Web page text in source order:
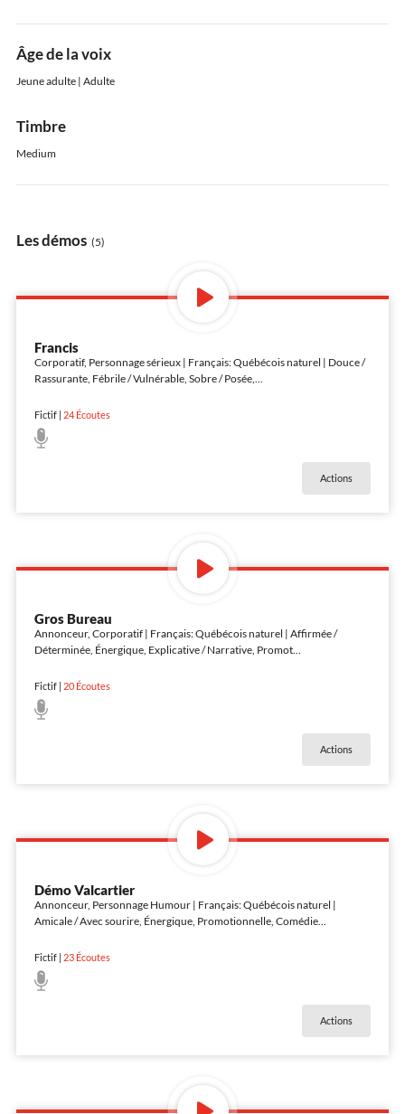
Âge de la voix
Jeune adulte | Adulte
Timbre
Medium
Les démos (5)
Francis
Corporatif, Personnage sérieux | Français: Québécois naturel | Douce /
Rassurante, Fébrile / Vulnérable, Sobre / Posée,
Fictif| 24Écoutes
Actions
Gros Bureau
Annonceur, Corporatif | Français: Québécois naturel | Affirmée /
Déterminée, Énergique, Explicative / Narrative, Promot...
Fictif| 20Écoutes
Actions
Démo Valcartier
Annonceur, Personnage Humour | Français: Québécois naturel |
Amicale / Avec sourire, Énergique, Promotionnelle, Comédie...
Fictif| 23Écoutes
Actions